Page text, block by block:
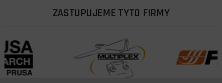
ZASTUPUJEME TYTO FIRMY